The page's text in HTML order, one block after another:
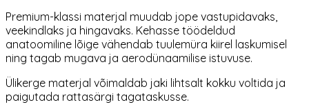
Premium-klassi materjal muudab jope vastupidavaks,
veekindlaks ja hingavaks. Kehasse töödeldud
anatoomiline lõige vähendab tuulemüra kiirel laskumisel
ning tagab mugava ja aerodünaamilise istuvuse.
Ülikerge materjal võimaldab jaki lihtsalt kokku voltida ja
paigutada rattasärgi tagataskusse.